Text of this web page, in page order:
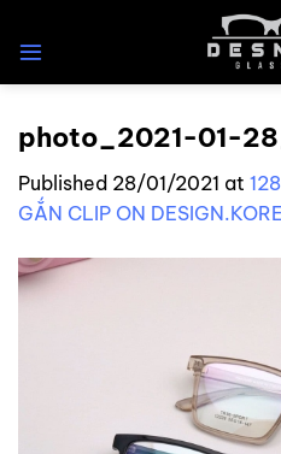
photo_2021-01-
Published 28/01/2021 at
GẮN CLIP ON